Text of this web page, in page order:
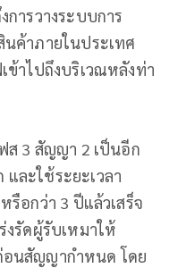
การวางระบบการ
นค้าภายในประเทศ
ข้าไปถึงบริเวณหลังท่า
ส 3 สัญญา 2 เป็นอีก
ละใช้ระยะเวลา
รือกว่า 3 ปีแล้วเสร็จ
งรัดผู้รับเหมาให้
อนสัญญากำหนด โดย